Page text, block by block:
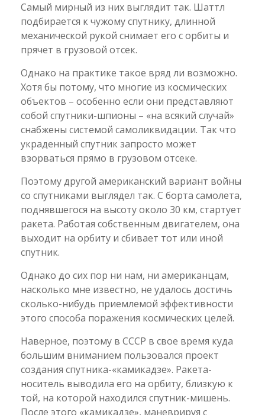
Самый мирный из них выглядит так. Шаттл
подбирается к чужому спутнику, длинной
механической рукой снимает его с орбиты и
прячет в грузовой отсек.
Однако на практике такое вряд ли возможно.
Хотя бы потому, что многие из космических
объектов – особенно если они представляют
собой спутники-шпионы – «на всякий случай»
снабжены системой самоликвидации. Так что
украденный спутник запросто может
взорваться прямо в грузовом отсеке.
Поэтому другой американский вариант войны
со спутниками выглядел так. С борта самолета,
поднявшегося на высоту около 30 км, стартует
ракета. Работая собственным двигателем, она
выходит на орбиту и сбивает тот или иной
спутник.
Однако до сих пор ни нам, ни американцам,
насколько мне известно, не удалось достичь
сколько-нибудь приемлемой эффективности
этого способа поражения космических целей.
Наверное, поэтому в СССР в свое время куда
большим вниманием пользовался проект
создания спутника-«камикадзе». Ракета-
носитель выводила его на орбиту, близкую к
той, на которой находился спутник-мишень.
После этого «камикадзе», маневрируя с